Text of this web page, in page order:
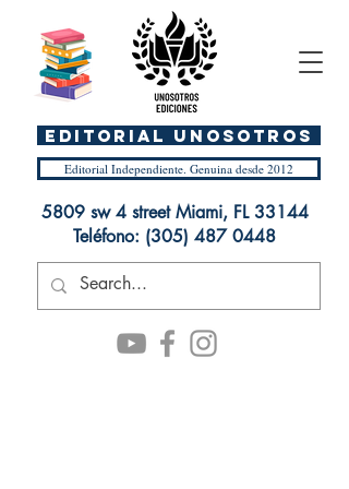
Editorial Independiente. Genuina desde 2012
5809 sw 4 street Miami, FL 33144
Teléfono: (305) 487 0448
EDITORIAL UnosOtros